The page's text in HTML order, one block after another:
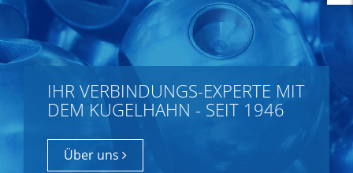
IHR VERBINDUNGS-EXPERTE MIT
DEM KUGELHAHN - SEIT 1946
Über uns